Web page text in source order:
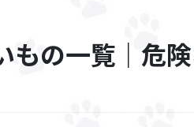
もの一覧｜危